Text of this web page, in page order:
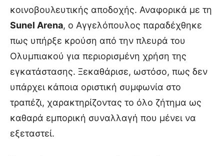
κοινοβουλευτικής αποδοχής. Αναφορικά με τη
Sunel Arena, ο Αγγελόπουλος παραδέχθηκε
πως υπήρξε κρούση από την πλευρά του
Ολυμπιακού για περιορισμένη χρήση της
εγκατάστασης. Ξεκαθάρισε, ωστόσο, πως δεν
υπάρχει κάποια οριστική συμφωνία στο
τραπέζι, χαρακτηρίζοντας το όλο ζήτημα ως
καθαρά εμπορική συναλλαγή που μένει να
εξεταστεί.